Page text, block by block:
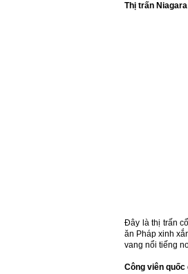
Thị trấn
Đây là thị trấn
ăn Pháp xinh
vang nổi tiếng
Công viên quốc